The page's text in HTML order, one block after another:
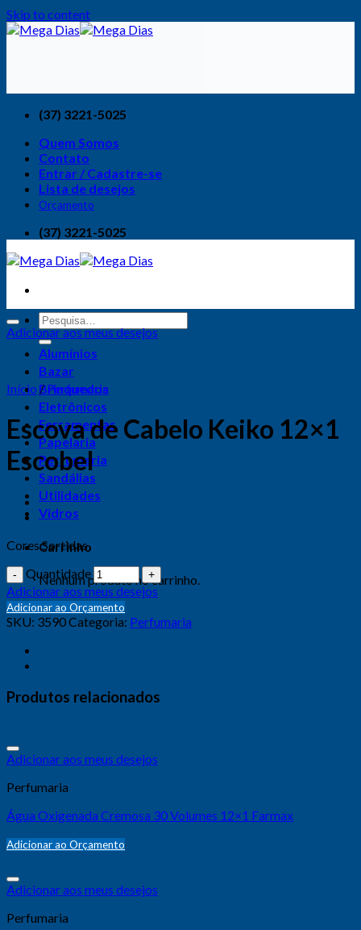
Skip to content
(37) 3221-5025
Quem Somos
Contato
Entrar / Cadastre-se
Lista de desejos
Orçamento
(37) 3221-5025
Alumínios
Bazar
Brinquedos
Eletrônicos
Ferramentas
Papelaria
Perfumaria
Sandálias
Utilidades
Vidros
Carrinho
Nenhum produto no carrinho.
Adicionar aos meus desejos
Início / Perfumaria
Escova de Cabelo Keiko 12×1
Escobel
Cores Sortidas
Quantidade
Adicionar aos meus desejos
Adicionar ao Orçamento
SKU: 3590Categoria: Perfumaria
Produtos relacionados
Adicionar aos meus desejos
Perfumaria
Água Oxigenada Cremosa 30 Volumes 12×1 Farmax
Adicionar ao Orçamento
Adicionar aos meus desejos
Perfumaria